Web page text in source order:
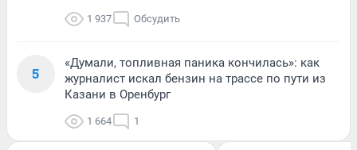
1 937 Обсудить
5
«Думали, топливная паника кончилась»: как
журналист искал бензин на трассе по пути из
Казани в Оренбург
1 664 1